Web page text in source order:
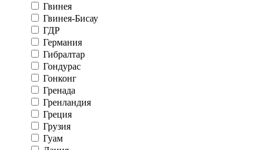
Гвинея
Гвинея-Бисау
ГДР
Германия
Гибралтар
Гондурас
Гонконг
Гренада
Гренландия
Греция
Грузия
Гуам